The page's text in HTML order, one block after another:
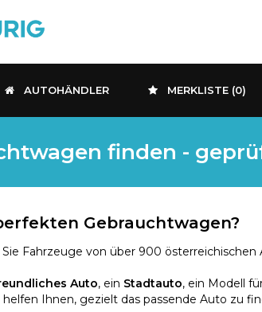
AUTOHÄNDLER MERKLISTE (0)
finden -
Gebrauchtwagen?
Fahrzeuge von über 900 österreichischen
Auto, ein Stadtauto, ein Modell
Ihnen, gezielt das passende Auto zu